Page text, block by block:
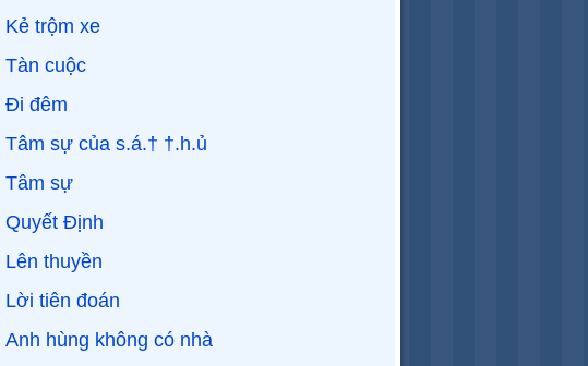
Kẻ trộm xe
Tàn cuộc
Đi đêm
Tâm sự của s.á.† †.h.ủ
Tâm sự
Quyết Định
Lên thuyền
Lời tiên đoán
Anh hùng không có nhà